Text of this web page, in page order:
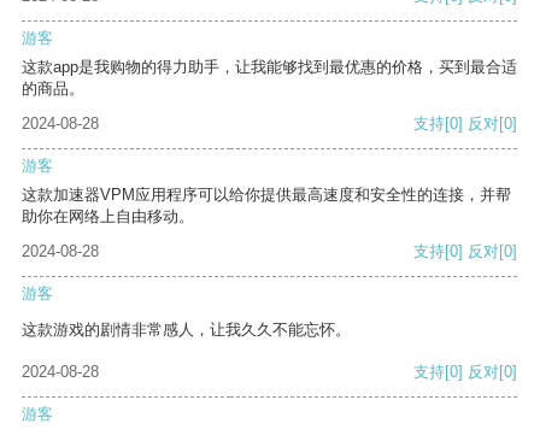
游客
这款app是我购物的得力助手，让我能够找到最优惠的价格，买到最合适
的商品。
2024-08-28
支持[0] 反对[0]
游客
这款加速器VPM应用程序可以给你提供最高速度和安全性的连接，并帮
助你在网络上自由移动。
2024-08-28
支持[0] 反对[0]
游客
这款游戏的剧情非常感人，让我久久不能忘怀。
2024-08-28 支持[0] 反对[0]
游客